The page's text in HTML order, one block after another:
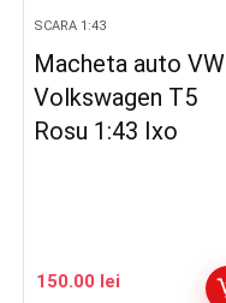
SCARA 1:43
Macheta auto VW
Volkswagen T5
Rosu 1:43 Ixo
150.00 lei